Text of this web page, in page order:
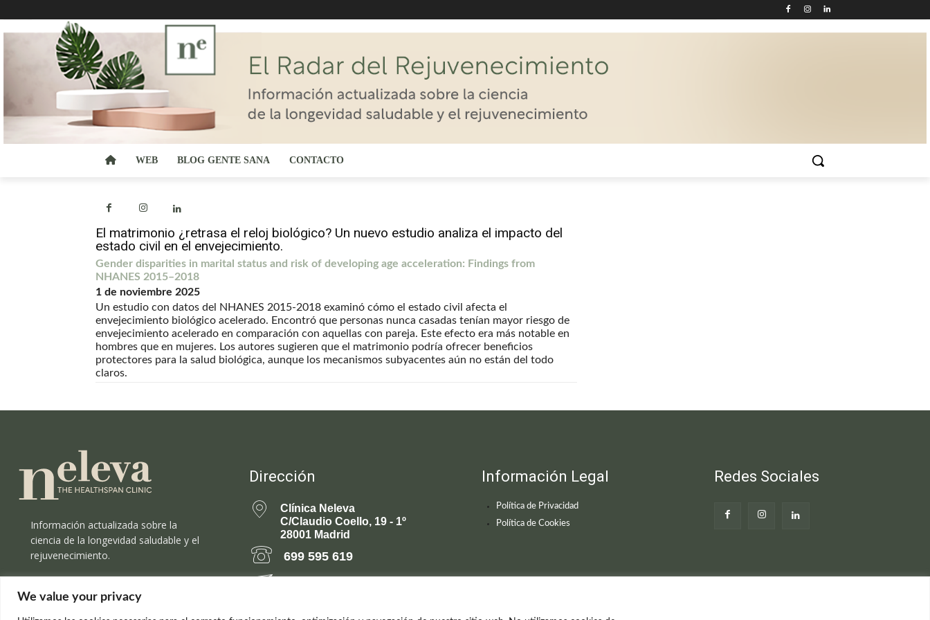
We value your privacy
WEB BLOG GENTE SANA CONTACTO
El matrimonio ¿retrasa el reloj biológico? Un nuevo estudio analiza el impacto del
estado civil en el envejecimiento.
Gender disparities in marital status and risk of developing age acceleration: Findings from
NHANES 2015–2018
1 de noviembre 2025
Un estudio con datos del NHANES 2015-2018 examinó cómo el estado civil afecta el
envejecimiento biológico acelerado. Encontró que personas nunca casadas tenían mayor riesgo de
envejecimiento acelerado en comparación con aquellas con pareja. Este efecto era más notable en
hombres que en mujeres. Los autores sugieren que el matrimonio podría ofrecer beneficios
protectores para la salud biológica, aunque los mecanismos subyacentes aún no están del todo
claros.
Información actualizada sobre la
ciencia de la longevidad saludable y el
rejuvenecimiento.
Dirección
Clínica Neleva
C/Claudio Coello, 19 - 1º
28001 Madrid
699 595 619
Información Legal
Política de Privacidad
Política de Cookies
Redes Sociales